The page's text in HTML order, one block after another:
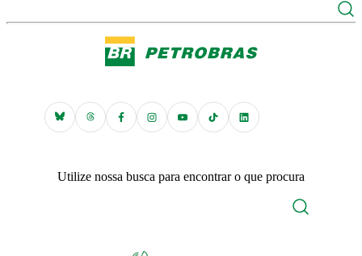
Utilize nossa busca para encontrar o que procura